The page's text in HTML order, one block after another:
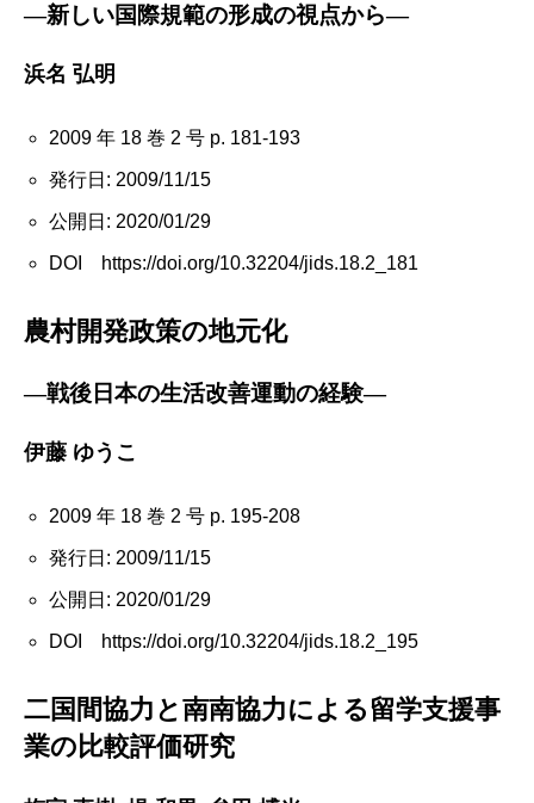
―新しい国際規範の形成の視点から―
浜名 弘明
2009 年 18 巻 2 号 p. 181-193
発行日: 2009/11/15
公開日: 2020/01/29
DOI https://doi.org/10.32204/jids.18.2_181
農村開発政策の地元化
―戦後日本の生活改善運動の経験―
伊藤 ゆうこ
2009 年 18 巻 2 号 p. 195-208
発行日: 2009/11/15
公開日: 2020/01/29
DOI https://doi.org/10.32204/jids.18.2_195
二国間協力と南南協力による留学支援事
業の比較評価研究